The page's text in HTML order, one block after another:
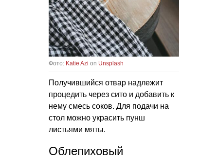
Фото: Katie Azi on Unsplash
Получившийся отвар надлежит
процедить через сито и добавить к
нему смесь соков. Для подачи на
стол можно украсить пунш
листьями мяты.
Облепиховый